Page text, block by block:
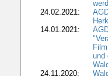
24.02.2021:
14.01.2021:
und
24.11.2020: